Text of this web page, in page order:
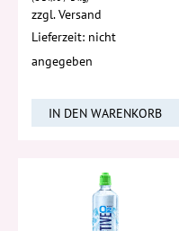
zzgl.Versand
Lieferzeit: nicht
angegeben
IN DEN WARENKORB